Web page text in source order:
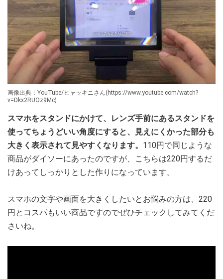
画像出典：YouTube/ヒャッキニさん(https://www.youtube.com/watch?
v=Dkx2RUOz9Mc)
スマホをスタンドにかけて、レンズ手前にあるスタンドを
使ってちょうどいい角度にすると、見えにくかった部分も
大きく表示されて見やすくなります。 110円で同じような
商品がダイソーにあったのですが、こちらは220円するだ
けあってしっかりとした作りになっています。
スマホの文字や画面を大きくしたいとお悩みの方は、220
円とコスパもいい商品ですのでぜひチェックしてみてくだ
さいね。